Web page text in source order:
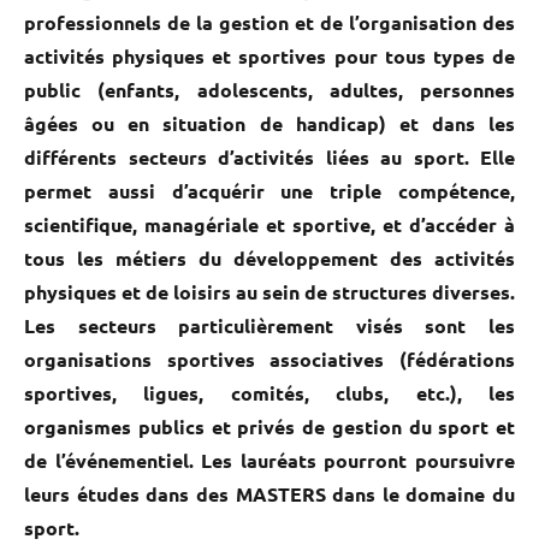
professionnels de la gestion et de l’organisation des
activités physiques et sportives pour tous types de
public (enfants, adolescents, adultes, personnes
âgées ou en situation de handicap) et dans les
différents secteurs d’activités liées au sport. Elle
permet aussi d’acquérir une triple compétence,
scientifique, managériale et sportive, et d’accéder à
tous les métiers du développement des activités
physiques et de loisirs au sein de structures diverses.
Les secteurs particulièrement visés sont les
organisations sportives associatives (fédérations
sportives, ligues, comités, clubs, etc.), les
organismes publics et privés de gestion du sport et
de l’événementiel. Les lauréats pourront poursuivre
leurs études dans des MASTERS dans le domaine du
sport.